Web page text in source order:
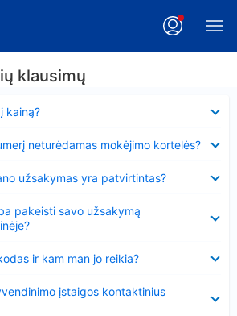
klausimų
kainą?
neturėdamas mokėjimo kortelės?
užsakymas yra patvirtintas?
pakeisti savo užsakymą
ir kam man jo reikia?
įstaigos kontaktinius